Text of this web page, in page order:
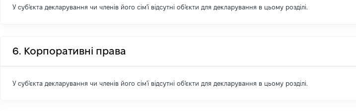
У суб'єкта декларування чи членів його сім'ї відсутні об'єкти для декларування в цьому розділі.
6. Корпоративні права
У суб'єкта декларування чи членів його сім'ї відсутні об'єкти для декларування в цьому розділі.